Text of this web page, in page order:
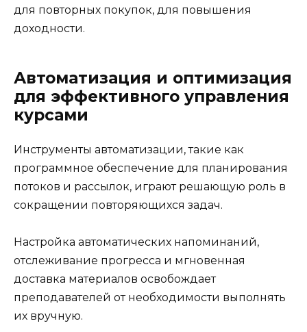
для повторных покупок, для повышения
доходности.
Автоматизация и оптимизация
для эффективного управления
курсами
Инструменты автоматизации, такие как
программное обеспечение для планирования
потоков и рассылок, играют решающую роль в
сокращении повторяющихся задач.
Настройка автоматических напоминаний,
отслеживание прогресса и мгновенная
доставка материалов освобождает
преподавателей от необходимости выполнять
их вручную.